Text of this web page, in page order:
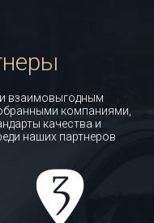
взаимовыгодным
компаниями,
качества и
наших партнеров